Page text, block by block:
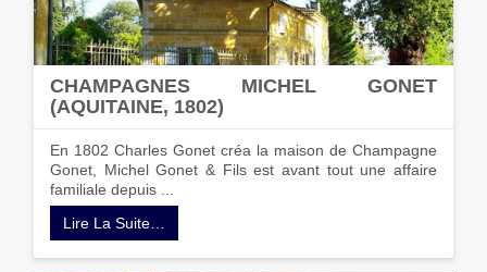
CHAMPAGNES MICHEL GONET
(AQUITAINE, 1802)
En 1802 Charles Gonet créa la maison de Champagne
Gonet, Michel Gonet & Fils est avant tout une affaire
familiale depuis ...
Lire La Suite…